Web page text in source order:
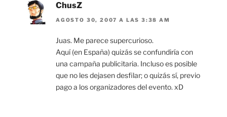
ChusZ
AGOSTO 30, 2007 A LAS 3:38 AM
Juas. Me parece supercurioso.
Aquí (en España) quizás se confundiría con
una campaña publicitaria. Incluso es posible
que no les dejasen desfilar; o quizás sí, previo
pago a los organizadores del evento. xD